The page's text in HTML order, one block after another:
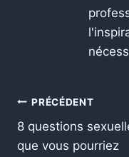
PRÉCÉDENT
8 questions
que vous pourriez